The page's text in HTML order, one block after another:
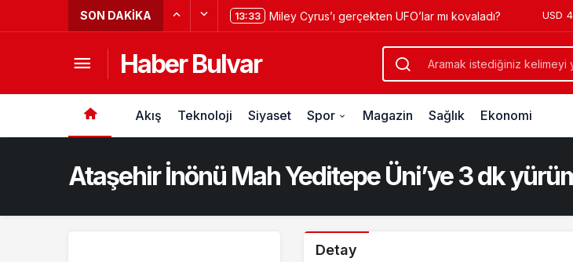
SON DAKIKA 13:33 Miley Cyrus’ı gerçekten UFO’lar mı kovaladı? USD
Haber Bulvar
Akış Teknoloji Siyaset Spor Magazin Sağlık Ekonomi
Ataşehir İnönü Mah Yeditepe Üni’ye 3 dk
Detay